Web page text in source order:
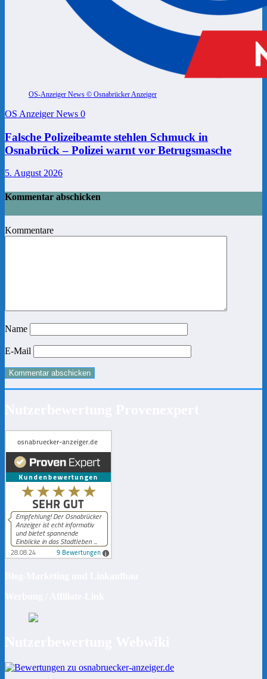
OS-Anzeiger News © Osnabrücker Anzeiger
OS Anzeiger News 0
Falsche Polizeibeamte stehlen Schmuck in
Osnabrück – Polizei warnt vor Betrugsmasche
5. August 2026
Kommentar abschicken
Kommentare
Name
E-Mail